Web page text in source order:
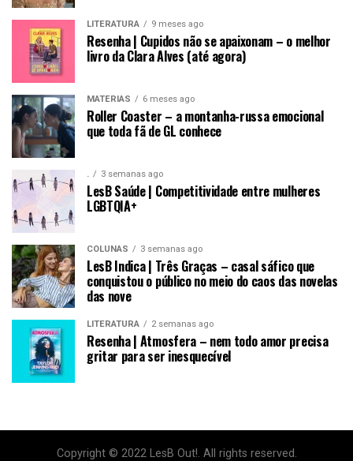
LITERATURA 9 meses ago
Resenha | Cupidos não se apaixonam – o melhor
livro da Clara Alves (até agora)
MATÉRIAS 6 meses ago
Roller Coaster – a montanha-russa emocional
que toda fã de GL conhece
. 3 semanas ago
LesB Saúde | Competitividade entre mulheres
LGBTQIA+
COLUNAS 3 semanas ago
LesB Indica | Três Graças – casal sáfico que
conquistou o público no meio do caos das novelas
das nove
LITERATURA 2 semanas ago
Resenha | Atmosfera – nem todo amor precisa
gritar para ser inesquecível
Copyright © 2022 LesB Out!. All rights reserved.